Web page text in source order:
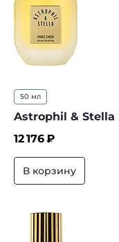
50 мл
Astrophil & Stella
12 176₽
В корзину